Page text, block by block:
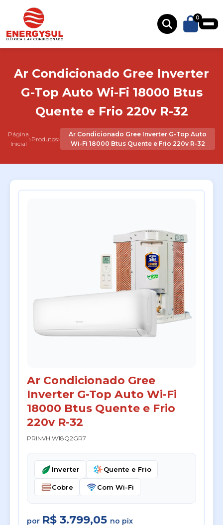
0
Ar Condicionado Gree Inverter
G-Top Auto Wi-Fi 18000 Btus
Quente e Frio 220v R-32
Página
Inicial ›Produtos›
Ar Condicionado Gree Inverter G-Top Auto
Wi-Fi 18000 Btus Quente e Frio 220v R-32
Ar Condicionado Gree
Inverter G-Top Auto Wi-Fi
18000 Btus Quente e Frio
220v R-32
PRINVHIW18Q2GR7
Inverter Quente e Frio
Cobre Com Wi-Fi
por R$ 3.799,05 no pix